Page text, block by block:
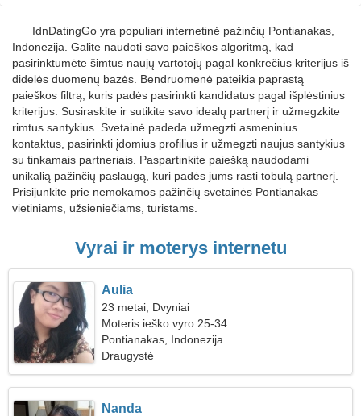
IdnDatingGo yra populiari internetinė pažinčių Pontianakas,
Indonezija. Galite naudoti savo paieškos algoritmą, kad
pasirinktumėte šimtus naujų vartotojų pagal konkrečius kriterijus iš
didelės duomenų bazės. Bendruomenė pateikia paprastą
paieškos filtrą, kuris padės pasirinkti kandidatus pagal išplėstinius
kriterijus. Susiraskite ir sutikite savo idealų partnerį ir užmegzkite
rimtus santykius. Svetainė padeda užmegzti asmeninius
kontaktus, pasirinkti įdomius profilius ir užmegzti naujus santykius
su tinkamais partneriais. Paspartinkite paiešką naudodami
unikalią pažinčių paslaugą, kuri padės jums rasti tobulą partnerį.
Prisijunkite prie nemokamos pažinčių svetainės Pontianakas
vietiniams, užsieniečiams, turistams.
Vyrai ir moterys internetu
Aulia
23 metai, Dvyniai
Moteris ieško vyro 25-34
Pontianakas, Indonezija
Draugystė
Nanda